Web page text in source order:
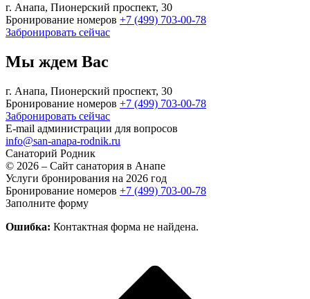
г. Анапа, Пионерский проспект, 30
Бронирование номеров +7 (499) 703-00-78
Забронировать сейчас
Мы ждем Вас
г. Анапа, Пионерский проспект, 30
Бронирование номеров +7 (499) 703-00-78
Забронировать сейчас
E-mail администрации для вопросов
info@san-anapa-rodnik.ru
Санаторий Родник
© 2026 – Сайт санатория в Анапе
Услуги бронирования на 2026 год
Бронирование номеров +7 (499) 703-00-78
Заполните форму
Ошибка: Контактная форма не найдена.